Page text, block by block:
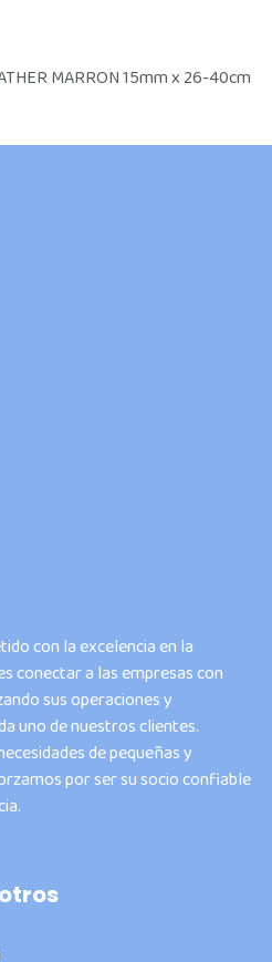
MARRON 15mm x 26-40cm
con la excelencia en la
conectar a las empresas con
sus operaciones y
uno de nuestros clientes.
de pequeñas y
por ser su socio confiable